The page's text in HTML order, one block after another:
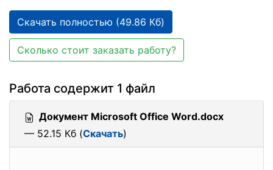
Скачать полностью (49.86 Кб)
Сколько стоит заказать работу?
Работа содержит 1 файл
Документ Microsoft Office Word.docx
— 52.15 Кб (Скачать)